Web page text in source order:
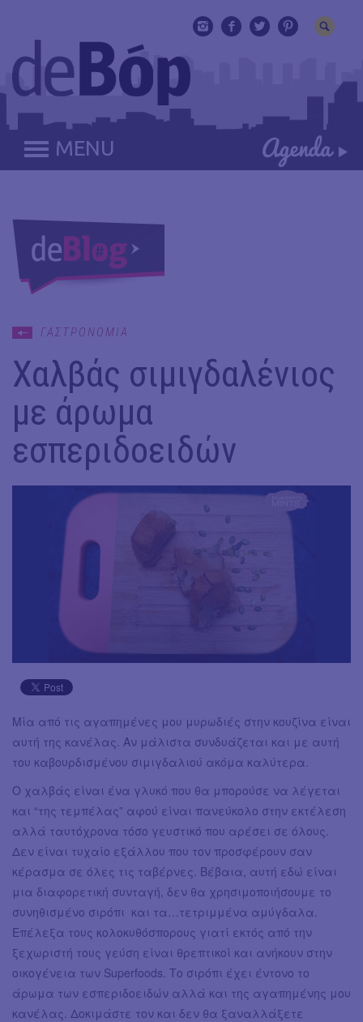
MENU
ΓΑΣΤΡΟΝΟΜΙΑ
Χαλβάς σιμιγδαλένιος
με άρωμα
εσπεριδοειδών
Μία από τις αγαπημένες μου μυρωδιές στην κουζίνα είναι
αυτή της κανέλας. Αν μάλιστα συνδυάζεται και με αυτή
του καβουρδισμένου σιμιγδαλιού ακόμα καλύτερα.
Ο χαλβάς είναι ένα γλυκό που θα μπορούσε να λέγεται
και “της τεμπέλας” αφού είναι πανεύκολο στην εκτέλεση
αλλά ταυτόχρονα τόσο γευστικό που αρέσει σε όλους.
Δεν είναι τυχαίο εξάλλου που τον προσφέρουν σαν
κέρασμα σε όλες τις ταβέρνες. Βέβαια, αυτή εδώ είναι
μια διαφορετική συνταγή, δεν θα χρησιμοποιήσουμε το
συνηθισμένο σιρόπι και τα…τετριμμένα αμύγδαλα.
Επέλεξα τους κολοκυθόσπορους γιατί εκτός από την
ξεχωριστή τους γεύση είναι θρεπτικοί και ανήκουν στην
οικογένεια των Superfoods. Το σιρόπι έχει έντονο το
άρωμα των εσπεριδοειδών αλλά και της αγαπημένης μου
κανέλας. Δοκιμάστε τον και δεν θα ξαναλλάξετε